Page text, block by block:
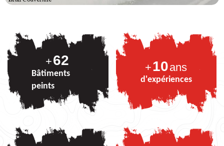
+75
Bâtiments
peints
+10ans
d'expériences